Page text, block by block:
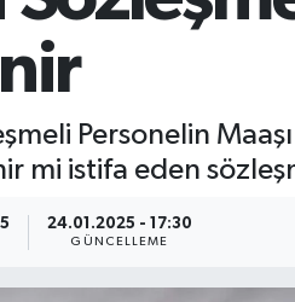
Personelin
mi istifa eden
24.01.2025 - 17:30
GÜNCELLEME